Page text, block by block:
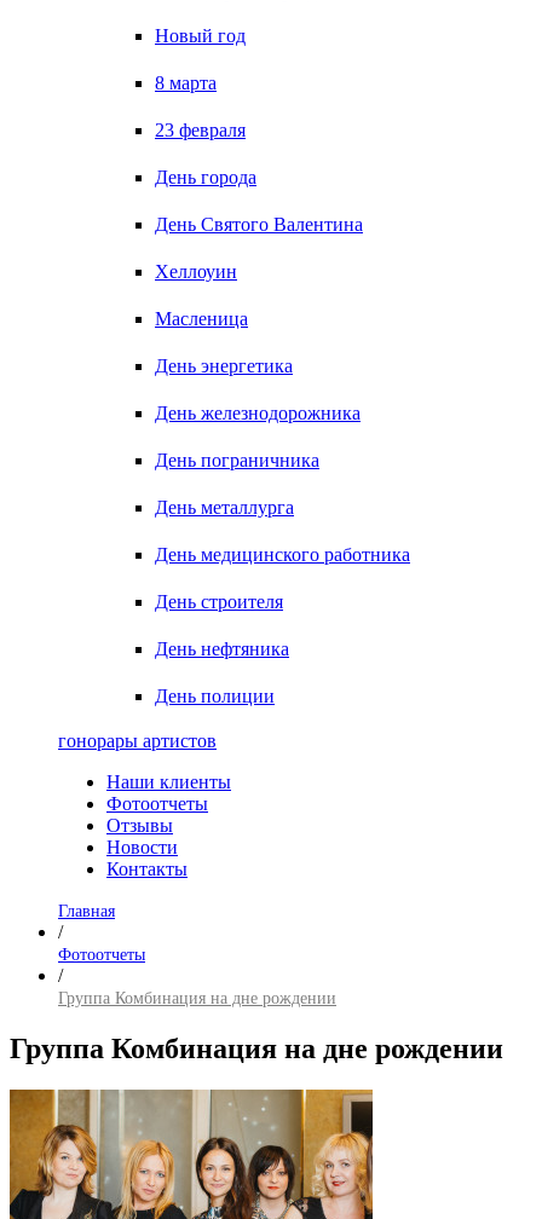
Новый год
8 марта
23 февраля
День города
День Святого Валентина
Хеллоуин
Масленица
День энергетика
День железнодорожника
День пограничника
День металлурга
День медицинского работника
День строителя
День нефтяника
День полиции
гонорары артистов
Наши клиенты
Фотоотчеты
Отзывы
Новости
Контакты
Главная
/
Фотоотчеты
/
Группа Комбинация на дне рождении
Группа Комбинация на дне рождении